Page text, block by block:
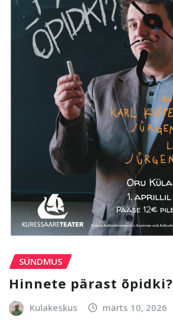
SÜNDMUS
Hinnete pärast õpidki?
Kulakeskus märts 10, 2026